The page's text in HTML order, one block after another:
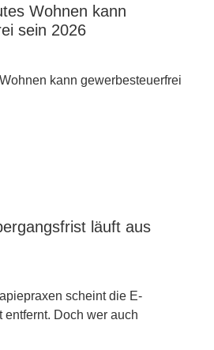
Wohnen kann
sein 2026
kann gewerbesteuerfrei
läuft aus
scheint die E-
entfernt. Doch wer auch